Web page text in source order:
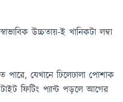
উচ্চতায়-ই খানিকটা লম্বা
যেখানে ঢিলেঢালা পোশাক
ফিটিং প্যান্ট পড়লে আগের